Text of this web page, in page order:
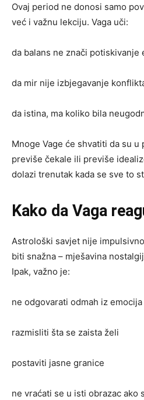
Ovaj period ne donosi samo
već i važnu lekciju. Vaga uči:
da balans ne znači potiskivanje
da mir nije izbjegavanje
da istina, ma koliko bila
Mnoge Vage će shvatiti da su
previše čekale ili previše
dolazi trenutak kada se sve to
Kako da Vaga
Astrološki savjet nije
biti snažna – mješavina
Ipak, važno je:
ne odgovarati odmah iz emocija
razmisliti šta se zaista želi
postaviti jasne granice
ne vraćati se u isti obrazac ako